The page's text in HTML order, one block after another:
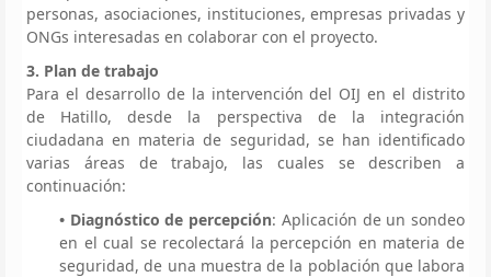
personas, asociaciones, instituciones, empresas privadas y
ONGs interesadas en colaborar con el proyecto.
3. Plan de trabajo
Para el desarrollo de la intervención del OIJ en el distrito
de Hatillo, desde la perspectiva de la integración
ciudadana en materia de seguridad, se han identificado
varias áreas de trabajo, las cuales se describen a
continuación:
• Diagnóstico de percepción: Aplicación de un sondeo
en el cual se recolectará la percepción en materia de
seguridad, de una muestra de la población que labora